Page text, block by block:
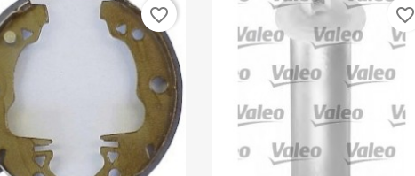
favorite_border favorite_border
la liste d'envies
Annuler Créer une liste d'envies